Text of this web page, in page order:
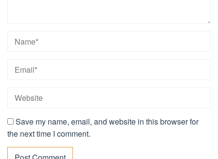
Save my name, email, and website in this browser for
the next time I comment.